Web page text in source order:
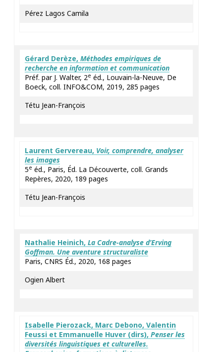
Pérez Lagos Camila
Gérard Derèze, Méthodes empiriques de
recherche en information et communication
Préf. par J. Walter, 2e éd., Louvain-la-Neuve, De
Boeck, coll. INFO&COM, 2019, 285 pages
Tétu Jean-François
Laurent Gervereau, Voir, comprendre, analyser
les images
5e éd., Paris, Éd. La Découverte, coll. Grands
Repères, 2020, 189 pages
Tétu Jean-François
Nathalie Heinich, La Cadre-analyse d’Erving
Goffman. Une aventure structuraliste
Paris, CNRS Éd., 2020, 168 pages
Ogien Albert
Isabelle Pierozack, Marc Debono, Valentin
Feussi et Emmanuelle Huver (dirs), Penser les
diversités linguistiques et culturelles.